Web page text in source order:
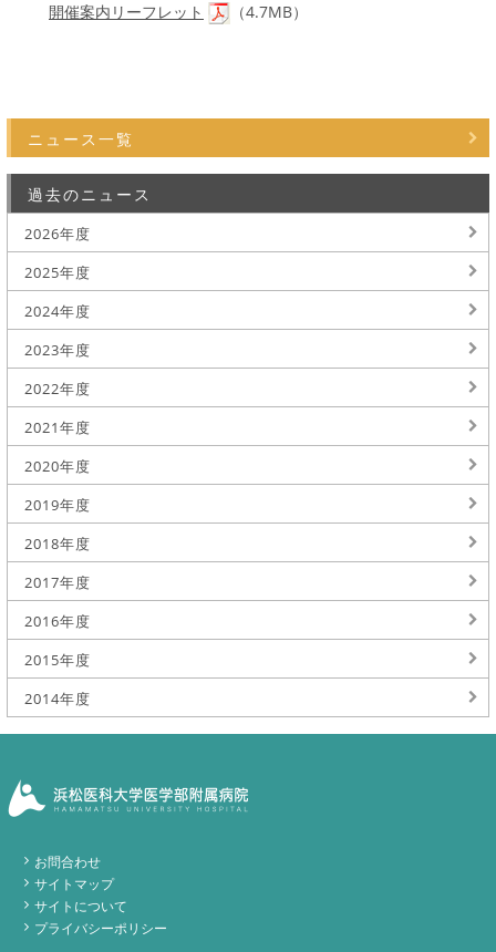
開催案内リーフレット （4.7MB）
ニュース一覧
過去のニュース
2026年度
2025年度
2024年度
2023年度
2022年度
2021年度
2020年度
2019年度
2018年度
2017年度
2016年度
2015年度
2014年度
お問合わせ
サイトマップ
サイトについて
プライバシーポリシー